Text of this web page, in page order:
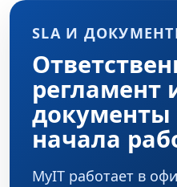
SLA И
регламент
документы
начала
MyIT работает в